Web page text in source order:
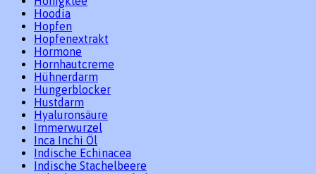
Hoodia
Hopfen
Hopfenextrakt
Hormone
Hornhautcreme
Hühnerdarm
Hungerblocker
Hustdarm
Hyaluronsäure
Immerwurzel
Inca Inchi Öl
Indische Echinacea
Indische Stachelbeere